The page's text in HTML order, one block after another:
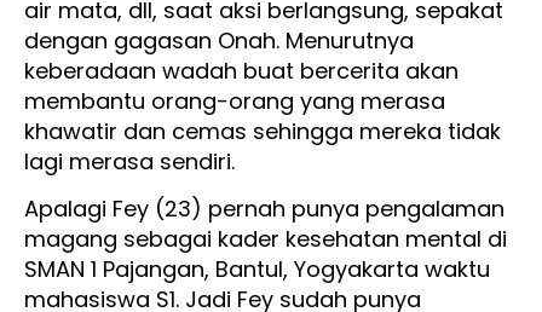
air mata, dll, saat aksi berlangsung, sepakat
dengan gagasan Onah. Menurutnya
keberadaan wadah buat bercerita akan
membantu orang-orang yang merasa
khawatir dan cemas sehingga mereka tidak
lagi merasa sendiri.
Apalagi Fey (23) pernah punya pengalaman
magang sebagai kader kesehatan mental di
SMAN 1 Pajangan, Bantul, Yogyakarta waktu
mahasiswa S1. Jadi Fey sudah punya